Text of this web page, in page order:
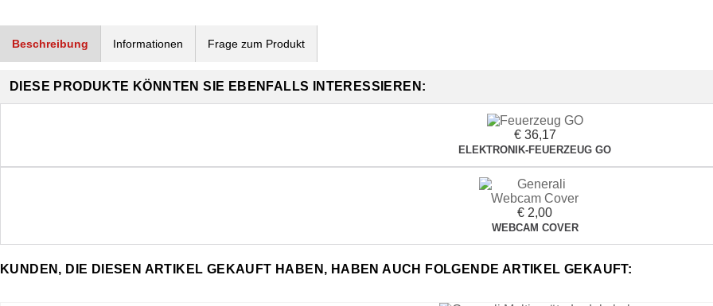
Beschreibung Informationen Frage zum Produkt
DIESE PRODUKTE KÖNNTEN SIE EBENFALLS INTERESSIEREN:
€ 36,17
ELEKTRONIK-FEUERZEUG GO
€ 2,00
WEBCAM COVER
KUNDEN, DIE DIESEN ARTIKEL GEKAUFT HABEN, HABEN AUCH FOLGENDE ARTIKEL GEKAUFT: